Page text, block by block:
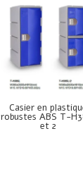
Casier en
robustes ABS T-
et 2